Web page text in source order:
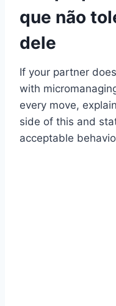
que não
dele
If your partner
with
every move,
side of this and
acceptable